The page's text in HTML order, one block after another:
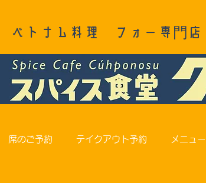
ベトナム料理 フォー専門店
席のご予約 テイクアウト予約 メニュー